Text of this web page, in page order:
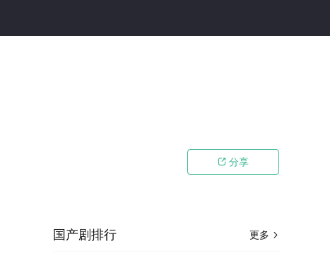
 分享
更多 
国产剧排行